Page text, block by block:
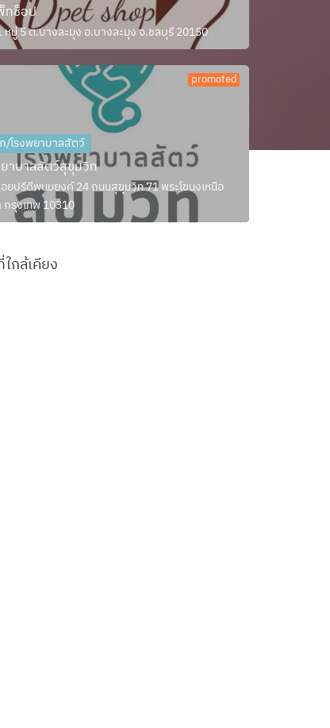
ทช็อป
หมู่ 5 ต.บางละมุง อ.บางละมุง จ.ชลบุรี 20150
promoted
/โรงพยาบาลสัตว์
าบาลสัตว์สุขุมวิท
ยปรีดีพนมยงค์ 24 ถนนสุขุมวิท 71 พระโขนงเหนือ
รุงเทพ 10310
กล้เคียง